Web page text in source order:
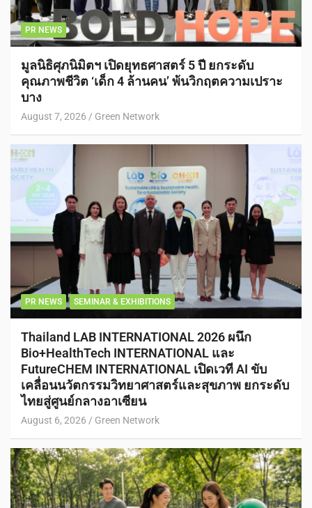
PR NEWS
มูลนิธิศุภนิมิตฯ เปิดยุทธศาสตร์ 5 ปี ยกระดับ
คุณภาพชีวิต ‘เด็ก 4 ล้านคน’ พ้นวิกฤตความเปราะ
บาง
August 7, 2026 Green Network
PR NEWS SEMINAR & EXHIBITIONS
Thailand LAB INTERNATIONAL 2026 ผนึก
Bio+HealthTech INTERNATIONAL และ
FutureCHEM INTERNATIONAL เปิดเวที AI ขับ
เคลื่อนนวัตกรรมวิทยาศาสตร์และสุขภาพ ยกระดับ
ไทยสู่ศูนย์กลางอาเซียน
August 6, 2026 Green Network